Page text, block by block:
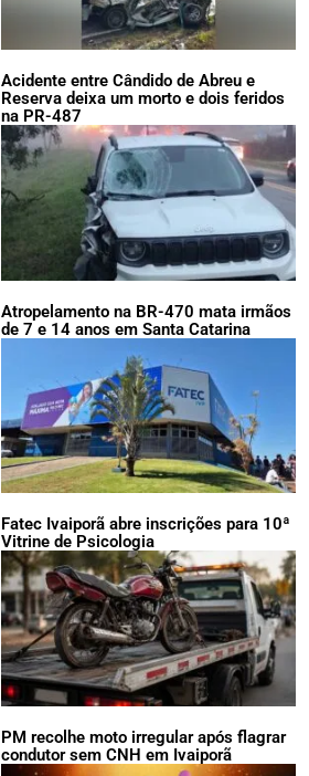
Acidente entre Cândido de Abreu e
Reserva deixa um morto e dois feridos
na PR-487
Atropelamento na BR-470 mata irmãos
de 7 e 14 anos em Santa Catarina
Fatec Ivaiporã abre inscrições para 10ª
Vitrine de Psicologia
PM recolhe moto irregular após flagrar
condutor sem CNH em Ivaiporã